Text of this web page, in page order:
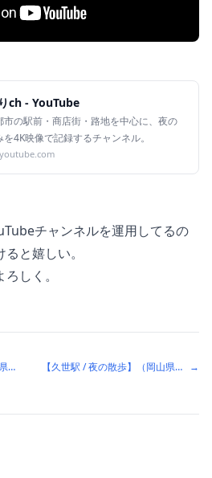
ch - YouTube
市の駅前・商店街・路地を中心に、夜の
を4K映像で記録するチャンネル。
チャンネルを運用してるの
と嬉しい。
しく。
【桑名駅 / 夜の散歩】（三重県桑名市）駅前に有名な廃墟ビルが残る街 【久世駅 / 夜の散歩】（岡山県真庭市）上町・下町商店街と開業100周年の夜 →